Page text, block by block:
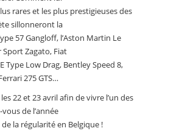
rares et les plus prestigieuses des
sillonneront la
57 Gangloff, l’Aston Martin Le
Sport Zagato, Fiat
Type Low Drag, Bentley Speed 8,
275 GTS…
22 et 23 avril afin de vivre l’un des
de l’année
la régularité en Belgique !